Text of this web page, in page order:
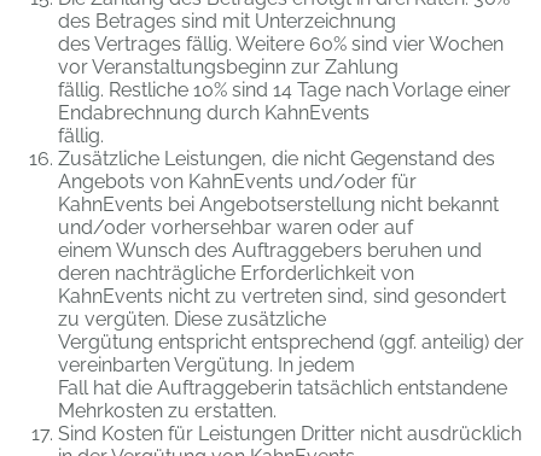
des Betrages sind mit Unterzeichnung
des Vertrages fällig. Weitere 60% sind vier Wochen
vor Veranstaltungsbeginn zur Zahlung
fällig. Restliche 10% sind 14 Tage nach Vorlage einer
Endabrechnung durch KahnEvents
fällig.
Zusätzliche Leistungen, die nicht Gegenstand des
Angebots von KahnEvents und/oder für
KahnEvents bei Angebotserstellung nicht bekannt
und/oder vorhersehbar waren oder auf
einem Wunsch des Auftraggebers beruhen und
deren nachträgliche Erforderlichkeit von
KahnEvents nicht zu vertreten sind, sind gesondert
zu vergüten. Diese zusätzliche
Vergütung entspricht entsprechend (ggf. anteilig) der
vereinbarten Vergütung. In jedem
Fall hat die Auftraggeberin tatsächlich entstandene
Mehrkosten zu erstatten.
Sind Kosten für Leistungen Dritter nicht ausdrücklich